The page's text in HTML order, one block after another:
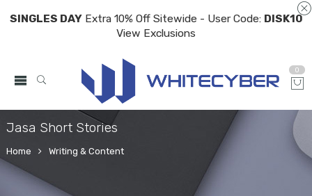
SINGLES DAYExtra 10% Off Sitewide - User Code: DISK10
View Exclusions
0
Jasa Short Stories
Home Writing & Content